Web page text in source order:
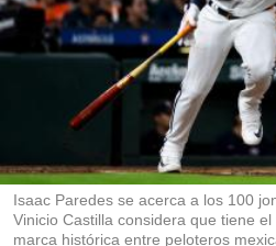
c
o
m
r
Isaac Paredes se acerca a los 100
Vinicio Castilla considera que tiene
marca histórica entre peloteros